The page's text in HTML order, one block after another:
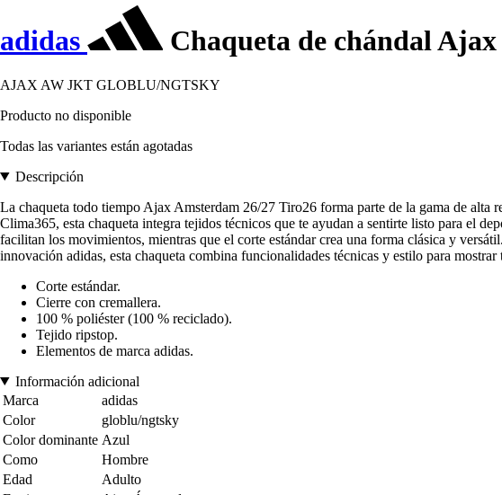
adidas Chaqueta de chándal
AJAX AW JKT GLOBLU/NGTSKY
Producto no disponible
Todas las variantes están agotadas
Descripción
La chaqueta todo tiempo Ajax Amsterdam 26/27 Tiro26 forma parte de la gama de
Clima365, esta chaqueta integra tejidos técnicos que te ayudan a sentirte listo para el
facilitan los movimientos, mientras que el corte estándar crea una forma clásica y
innovación adidas, esta chaqueta combina funcionalidades técnicas y estilo para
Corte estándar.
Cierre con cremallera.
100 % poliéster (100 % reciclado).
Tejido ripstop.
Elementos de marca adidas.
Información adicional
Marca
adidas
Color
globlu/ngtsky
Color dominante Azul
Como
Hombre
Edad
Adulto